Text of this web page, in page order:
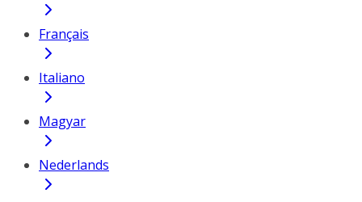
Français
Italiano
Magyar
Nederlands